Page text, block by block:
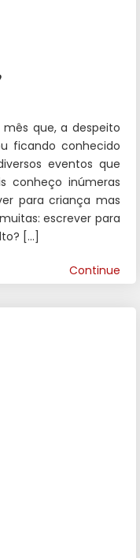
que, a despeito
ficando conhecido
eventos que
conheço inúmeras
para criança mas
escrever para
[…]
Continue